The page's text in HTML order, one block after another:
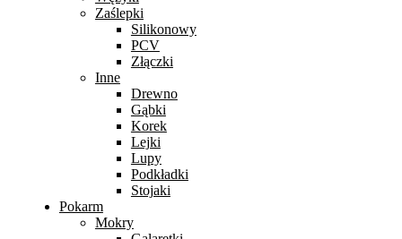
Zaślepki
Silikonowy
PCV
Złączki
Inne
Drewno
Gąbki
Korek
Lejki
Lupy
Podkładki
Stojaki
Pokarm
Mokry